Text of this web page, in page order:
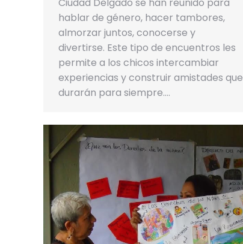
Ciudad Delgado se han reunido para
hablar de género, hacer tambores,
almorzar juntos, conocerse y
divertirse. Este tipo de encuentros les
permite a los chicos intercambiar
experiencias y construir amistades que
durarán para siempre.…